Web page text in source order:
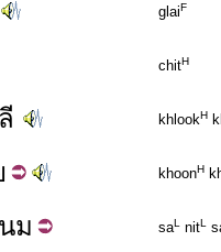
glaiF
chitH
khlookH
khoonH
ม saL nitL